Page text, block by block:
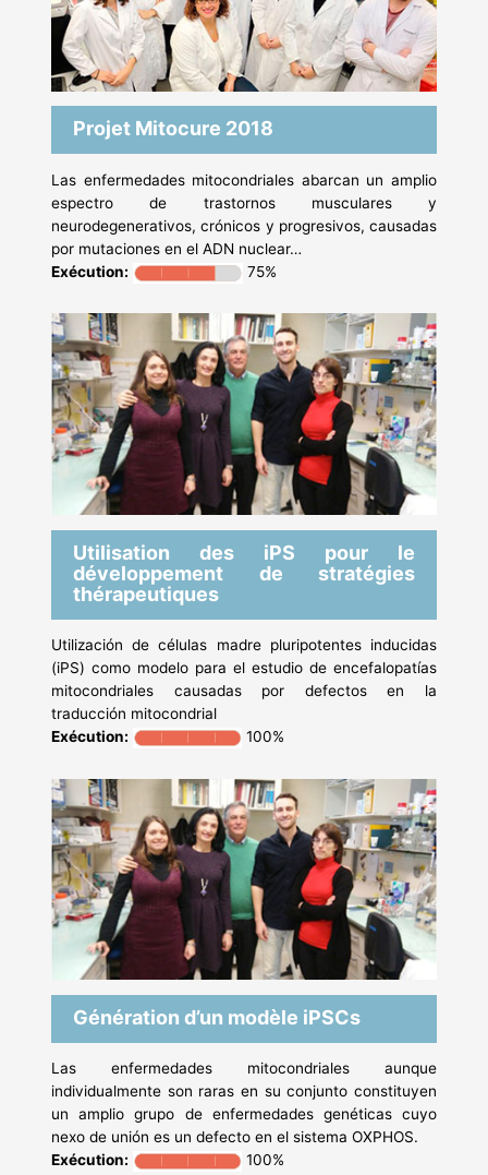
Projet Mitocure 2018
Las enfermedades mitocondriales abarcan un amplio
espectro de trastornos musculares y
neurodegenerativos, crónicos y progresivos, causadas
por mutaciones en el ADN nuclear…
Exécution:
75%
Utilisation des iPS pour le
développement de stratégies
thérapeutiques
Utilización de células madre pluripotentes inducidas
(iPS) como modelo para el estudio de encefalopatías
mitocondriales causadas por defectos en la
traducción mitocondrial
Exécution:
100%
Génération d’un modèle iPSCs
Las enfermedades mitocondriales aunque
individualmente son raras en su conjunto constituyen
un amplio grupo de enfermedades genéticas cuyo
nexo de unión es un defecto en el sistema OXPHOS.
Exécution:
100%